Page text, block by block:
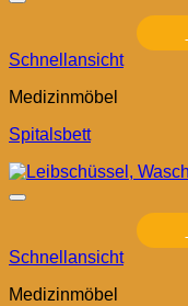
Schnellansicht
Medizinmöbel
Spitalsbett
Schnellansicht
Medizinmöbel